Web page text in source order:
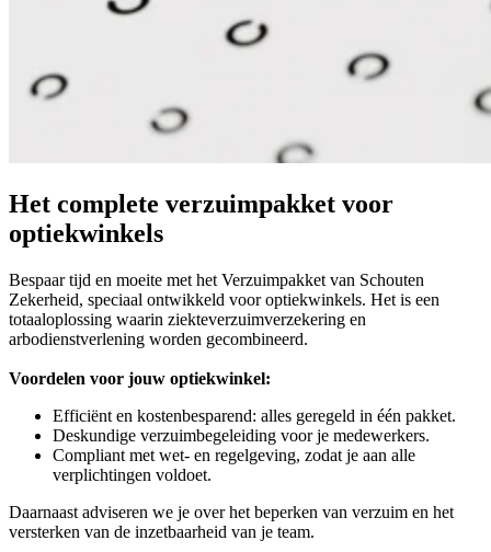
Het complete verzuimpakket voor
optiekwinkels
Bespaar tijd en moeite met het Verzuimpakket van Schouten
Zekerheid, speciaal ontwikkeld voor optiekwinkels. Het is een
totaaloplossing waarin ziekteverzuimverzekering en
arbodienstverlening worden gecombineerd.
Voordelen voor jouw optiekwinkel:
Efficiënt en kostenbesparend: alles geregeld in één pakket.
Deskundige verzuimbegeleiding voor je medewerkers.
Compliant met wet- en regelgeving, zodat je aan alle
verplichtingen voldoet.
Daarnaast adviseren we je over het beperken van verzuim en het
versterken van de inzetbaarheid van je team.